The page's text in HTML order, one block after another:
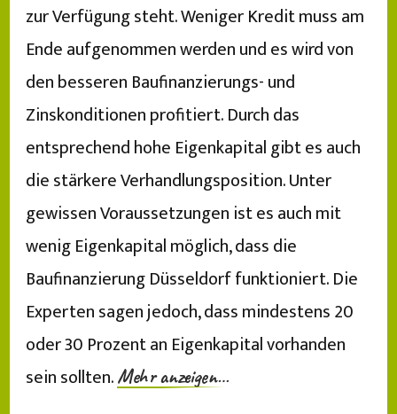
zur Verfügung steht. Weniger Kredit muss am
Ende aufgenommen werden und es wird von
den besseren Baufinanzierungs- und
Zinskonditionen profitiert. Durch das
entsprechend hohe Eigenkapital gibt es auch
die stärkere Verhandlungsposition. Unter
gewissen Voraussetzungen ist es auch mit
wenig Eigenkapital möglich, dass die
Baufinanzierung Düsseldorf funktioniert. Die
Experten sagen jedoch, dass mindestens 20
oder 30 Prozent an Eigenkapital vorhanden
sein sollten.Mehr anzeigen…